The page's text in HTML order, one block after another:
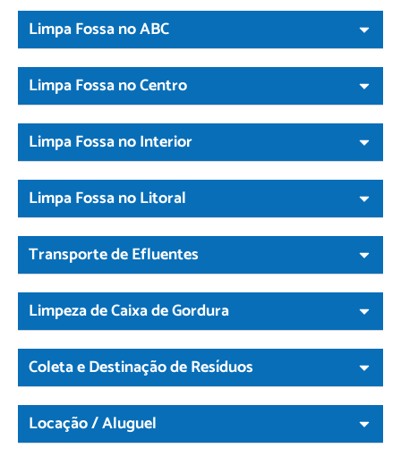
Limpa Fossa no ABC
Limpa Fossa no Centro
Limpa Fossa no Interior
Limpa Fossa no Litoral
Transporte de Efluentes
Limpeza de Caixa de Gordura
Coleta e Destinação de Resíduos
Locação / Aluguel